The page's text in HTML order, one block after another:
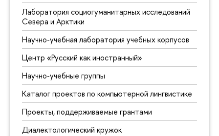
Лаборатория социогуманитарных исследований
Севера и Арктики
Научно-учебная лаборатория учебных корпусов
Центр «Русский как иностранный»
Научно-учебные группы
Каталог проектов по компьютерной лингвистике
Проекты, поддерживаемые грантами
Диалектологический кружок